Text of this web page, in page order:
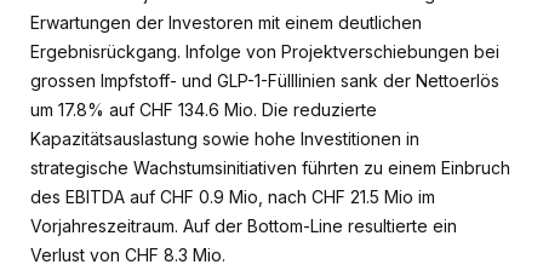
Erwartungen der Investoren mit einem deutlichen
Ergebnisrückgang. Infolge von Projektverschiebungen bei
grossen Impfstoff- und GLP-1-Fülllinien sank der Nettoerlös
um 17.8% auf CHF 134.6 Mio. Die reduzierte
Kapazitätsauslastung sowie hohe Investitionen in
strategische Wachstumsinitiativen führten zu einem Einbruch
des EBITDA auf CHF 0.9 Mio, nach CHF 21.5 Mio im
Vorjahreszeitraum. Auf der Bottom-Line resultierte ein
Verlust von CHF 8.3 Mio.